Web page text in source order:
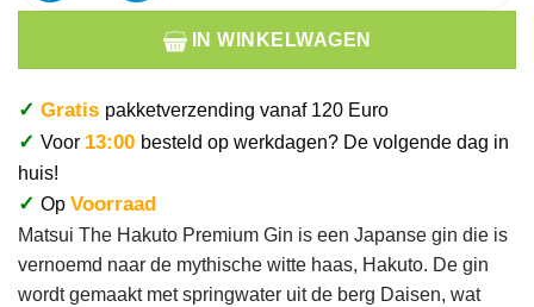
IN WINKELWAGEN
✓ Gratis pakketverzending vanaf 120 Euro
✓ Voor 13:00 besteld op werkdagen? De volgende dag in
huis!
✓ Op Voorraad
Matsui The Hakuto Premium Gin is een Japanse gin die is
vernoemd naar de mythische witte haas, Hakuto. De gin
wordt gemaakt met springwater uit de berg Daisen, wat